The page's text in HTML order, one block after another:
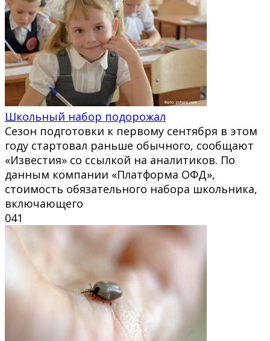
Школьный набор подорожал
Сезон подготовки к первому сентября в этом
году стартовал раньше обычного, сообщают
«Известия» со ссылкой на аналитиков. По
данным компании «Платформа ОФД»,
стоимость обязательного набора школьника,
включающего
041